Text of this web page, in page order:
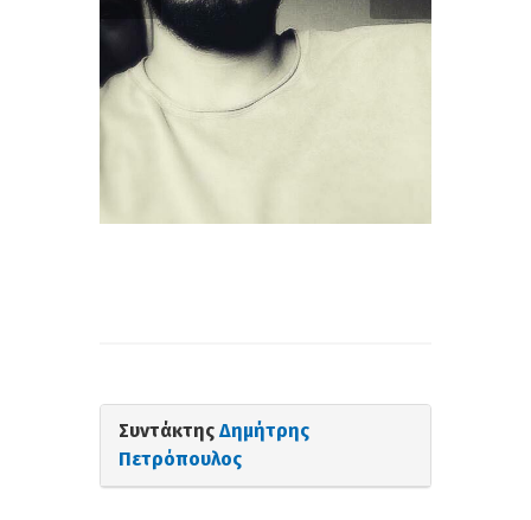
Συντάκτης Δημήτρης
Πετρόπουλος